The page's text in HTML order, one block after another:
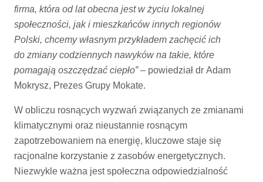
firma, która od lat obecna jest w życiu lokalnej
społeczności, jak i mieszkańców innych regionów
Polski, chcemy własnym przykładem zachęcić ich
do zmiany codziennych nawyków na takie, które
pomagają oszczędzać ciepło”– powiedział dr Adam
Mokrysz, Prezes Grupy Mokate.
W obliczu rosnących wyzwań związanych ze zmianami
klimatycznymi oraz nieustannie rosnącym
zapotrzebowaniem na energię, kluczowe staje się
racjonalne korzystanie z zasobów energetycznych.
Niezwykle ważna jest społeczna odpowiedzialność